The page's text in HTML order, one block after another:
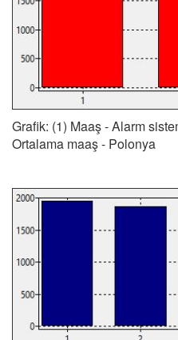
Grafik: (1) Maaş - Alarm
Ortalama maaş - Polonya